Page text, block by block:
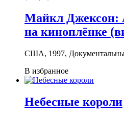
Майкл Джексон:
на киноплёнке
США, 1997,
В избранное
Небесные короли